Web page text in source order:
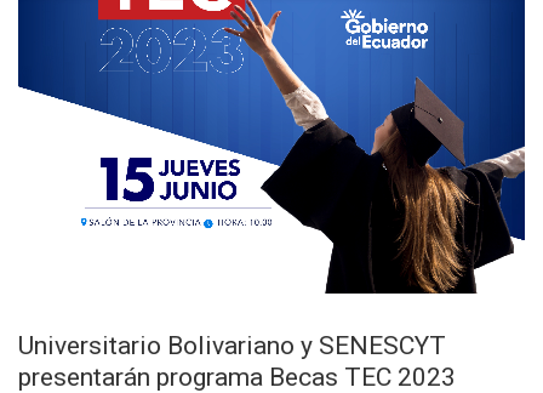
Universitario Bolivariano y SENESCYT
presentarán programa Becas TEC 2023